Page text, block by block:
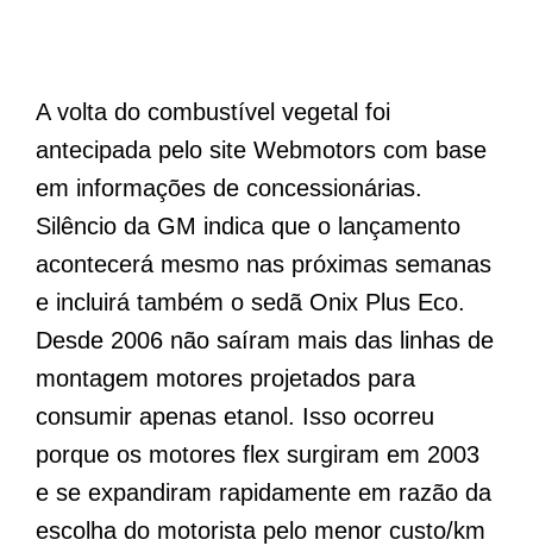
A volta do combustível vegetal foi
antecipada pelo site Webmotors com base
em informações de concessionárias.
Silêncio da GM indica que o lançamento
acontecerá mesmo nas próximas semanas
e incluirá também o sedã Onix Plus Eco.
Desde 2006 não saíram mais das linhas de
montagem motores projetados para
consumir apenas etanol. Isso ocorreu
porque os motores flex surgiram em 2003
e se expandiram rapidamente em razão da
escolha do motorista pelo menor custo/km